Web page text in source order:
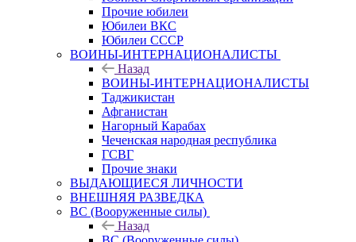
Прочие юбилеи
Юбилеи ВКС
Юбилеи СССР
ВОИНЫ-ИНТЕРНАЦИОНАЛИСТЫ
Назад
ВОИНЫ-ИНТЕРНАЦИОНАЛИСТЫ
Таджикистан
Афганистан
Нагорный Карабах
Чеченская народная республика
ГСВГ
Прочие знаки
ВЫДАЮЩИЕСЯ ЛИЧНОСТИ
ВНЕШНЯЯ РАЗВЕДКА
ВС (Вооруженные силы)
Назад